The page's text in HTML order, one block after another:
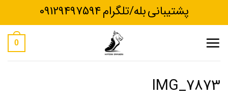
پشتیبانی بله/تلگرام 09129497594
0
IMG_7873